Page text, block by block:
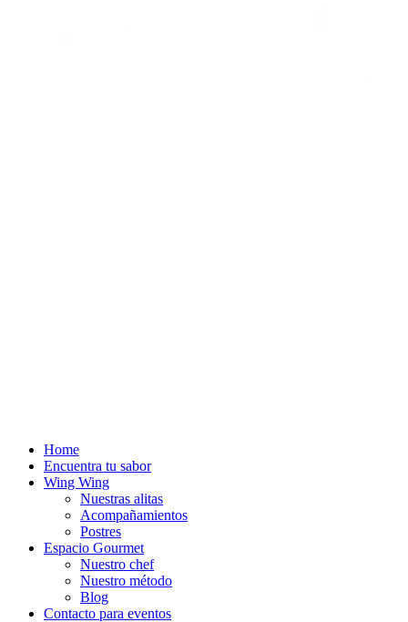
Home
Encuentra tu sabor
Wing Wing
Nuestras alitas
Acompañamientos
Postres
Espacio Gourmet
Nuestro chef
Nuestro método
Blog
Contacto para eventos